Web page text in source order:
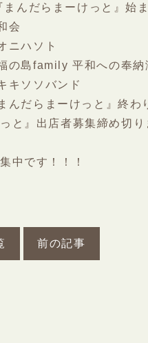
祷んだらまーけっと』始
会
ニハソト
の島family 平和への奉納
キソソバンド
んだらまーけっと』終わ
と』出店者募集締め切
中です！！！
前の記事